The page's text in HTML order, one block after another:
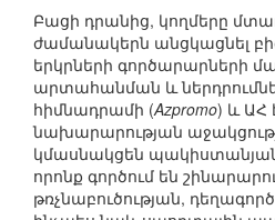
Բացի դրանից, կողմերը
ժամանակերն անցկացնել
երկրների գործարարների
արտահանման և
հիմնադրամի (Azpromo) և ԱՀ
նախարարության
կմասնակցեն պակիստանյան
որոնք գործում են
թռչնաբուծության,